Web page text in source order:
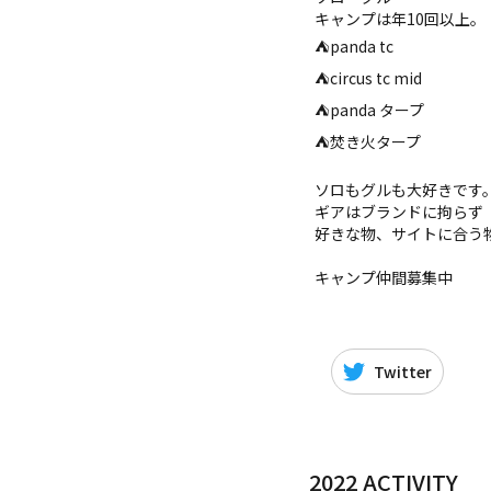
キャンプは年10回以上。
⛺️panda tc
⛺️circus tc mid
⛺️panda タープ
⛺️焚き火タープ
ソロもグルも大好きです。
ギアはブランドに拘らず
好きな物、サイトに合う
キャンプ仲間募集中
Twitter
2022 ACTIVITY